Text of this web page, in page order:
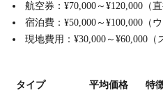
航空券：¥70,000～¥120,000（直
宿泊費：¥50,000～¥100,000（
現地費用：¥30,000～¥60,000（
タイプ 平均価格 特